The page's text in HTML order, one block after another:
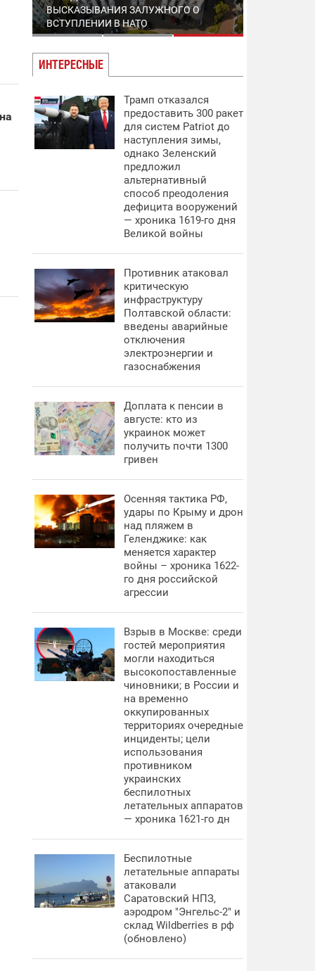
БОРТНИЧЕСКОЙ СТАНЦИИ И НОВЫЕ
УГРОЗЫ СО СТОРОНЫ КНДР –
ХРОНИКА 1624-ГО ДНЯ ВЕЛИКОЙ
ИНФОРМАЦИЮ О ПЕРЕСЕЧЕНИИ
ГРАНИЦЫ: В ГПСУ ОБЪЯСНИЛИ,
ЗАЧЕМ
ВЫСКАЗЫВАНИЯ ЗАЛУЖНОГО О
ВСТУПЛЕНИИ В НАТО
ИНТЕРЕСНЫЕ
Трамп отказался
предоставить 300 ракет
для систем Patriot до
наступления зимы,
однако Зеленский
предложил
альтернативный
способ преодоления
дефицита вооружений
— хроника 1619-го дня
Великой войны
Противник атаковал
критическую
инфраструктуру
Полтавской области:
введены аварийные
отключения
электроэнергии и
газоснабжения
Доплата к пенсии в
августе: кто из
украинок может
получить почти 1300
гривен
Осенняя тактика РФ,
удары по Крыму и дрон
над пляжем в
Геленджике: как
меняется характер
войны – хроника 1622-
го дня российской
агрессии
Взрыв в Москве: среди
гостей мероприятия
могли находиться
высокопоставленные
чиновники; в России и
на временно
оккупированных
территориях очередные
инциденты; цели
использования
противником
украинских
беспилотных
летательных аппаратов
— хроника 1621-го дн
Беспилотные
летательные аппараты
атаковали
Саратовский НПЗ,
аэродром "Энгельс-2" и
склад Wildberries в рф
(обновлено)